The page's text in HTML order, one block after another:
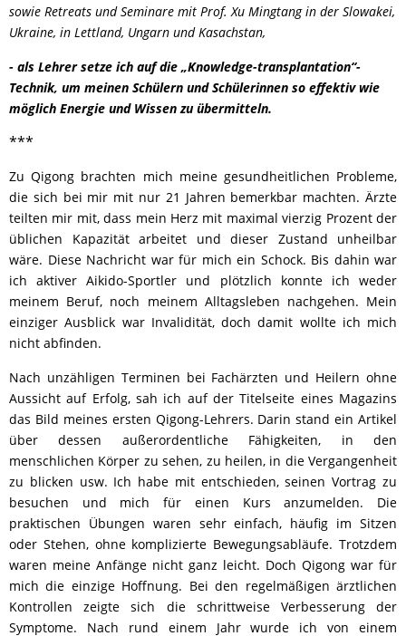
sowie Retreats und Seminare mit Prof. Xu Mingtang in der Slowakei,
Ukraine, in Lettland, Ungarn und Kasachstan,
- als Lehrer setze ich auf die „Knowledge-transplantation“-
Technik, um meinen Schülern und Schülerinnen so effektiv wie
möglich Energie und Wissen zu übermitteln.
***
Zu Qigong brachten mich meine gesundheitlichen Probleme,
die sich bei mir mit nur 21 Jahren bemerkbar machten. Ärzte
teilten mir mit, dass mein Herz mit maximal vierzig Prozent der
üblichen Kapazität arbeitet und dieser Zustand unheilbar
wäre. Diese Nachricht war für mich ein Schock. Bis dahin war
ich aktiver Aikido-Sportler und plötzlich konnte ich weder
meinem Beruf, noch meinem Alltagsleben nachgehen. Mein
einziger Ausblick war Invalidität, doch damit wollte ich mich
nicht abfinden.
Nach unzähligen Terminen bei Fachärzten und Heilern ohne
Aussicht auf Erfolg, sah ich auf der Titelseite eines Magazins
das Bild meines ersten Qigong-Lehrers. Darin stand ein Artikel
über dessen außerordentliche Fähigkeiten, in den
menschlichen Körper zu sehen, zu heilen, in die Vergangenheit
zu blicken usw. Ich habe mit entschieden, seinen Vortrag zu
besuchen und mich für einen Kurs anzumelden. Die
praktischen Übungen waren sehr einfach, häufig im Sitzen
oder Stehen, ohne komplizierte Bewegungsabläufe. Trotzdem
waren meine Anfänge nicht ganz leicht. Doch Qigong war für
mich die einzige Hoffnung. Bei den regelmäßigen ärztlichen
Kontrollen zeigte sich die schrittweise Verbesserung der
Symptome. Nach rund einem Jahr wurde ich von einem